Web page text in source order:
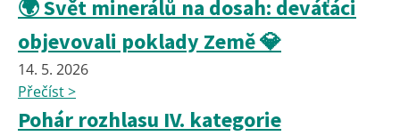
🌍 Svět minerálů na dosah: deváťáci
objevovali poklady Země 💎
14. 5. 2026
Přečíst >
Pohár rozhlasu IV. kategorie